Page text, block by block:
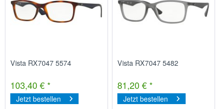
Vista RX7047 5574
103,40 € *
Jetzt bestellen
Vista RX7047 5482
81,20 € *
Jetzt bestellen